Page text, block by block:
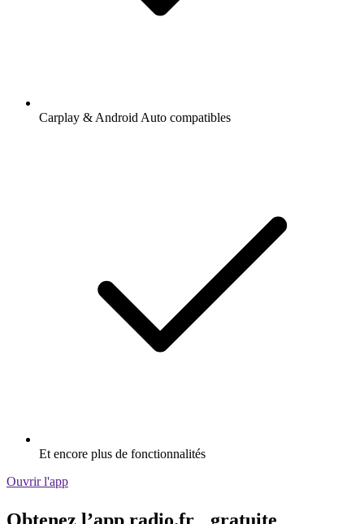
Carplay & Android Auto compatibles
Et encore plus de fonctionnalités
Ouvrir l'app